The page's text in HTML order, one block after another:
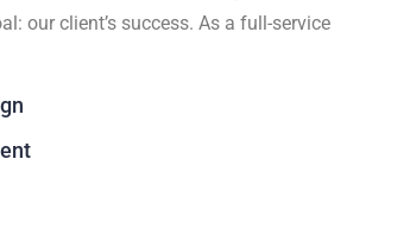
our client’s success. As a full-service